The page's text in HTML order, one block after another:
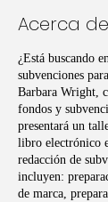
Acerca
¿Está buscando
subvenciones
Barbara Wright,
fondos y
presentará un
libro electrónico
redacción de
incluyen:
de marca,